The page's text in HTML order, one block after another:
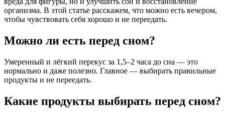
организма. В этой статье расскажем, что можно есть вечером,
чтобы чувствовать себя хорошо и не переедать.
Можно ли есть перед сном?
Умеренный и лёгкий перекус за 1,5–2 часа до сна — это
нормально и даже полезно. Главное — выбирать правильные
продукты и не переедать.
Какие продукты выбирать перед сном?